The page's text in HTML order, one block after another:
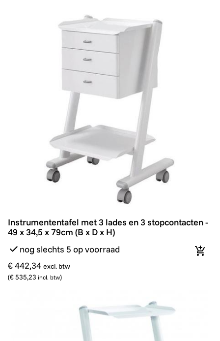
Instrumententafel met 3 lades en 3 stopcontacten - 49
Instrumententafel met 3 lades en 3 stopcontacten -
49 x 34,5 x 79cm (B x D x H)
nog slechts 5 op voorraad
€ 442,34 excl. btw
(€ 535,23 incl. btw)
In